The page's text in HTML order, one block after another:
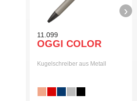
11.099
OGGI COLOR
Kugelschreiber aus Metall
›